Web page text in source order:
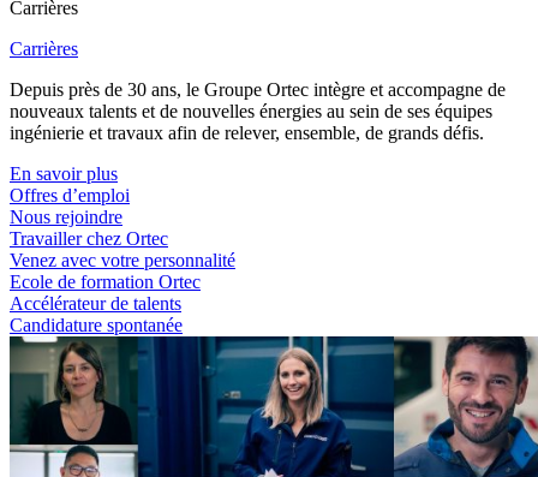
Carrières
Carrières
Depuis près de 30 ans, le Groupe Ortec intègre et accompagne de
nouveaux talents et de nouvelles énergies au sein de ses équipes
ingénierie et travaux afin de relever, ensemble, de grands défis.
En savoir plus
Offres d’emploi
Nous rejoindre
Travailler chez Ortec
Venez avec votre personnalité
Ecole de formation Ortec
Accélérateur de talents
Candidature spontanée